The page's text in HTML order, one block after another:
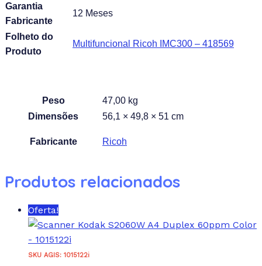
Garantia
Fabricante
12 Meses
Folheto do
Produto
Multifuncional Ricoh IMC300 – 418569
Peso
47,00 kg
Dimensões
56,1 × 49,8 × 51 cm
Fabricante Ricoh
Produtos relacionados
Oferta!
SKU AGIS: 1015122i